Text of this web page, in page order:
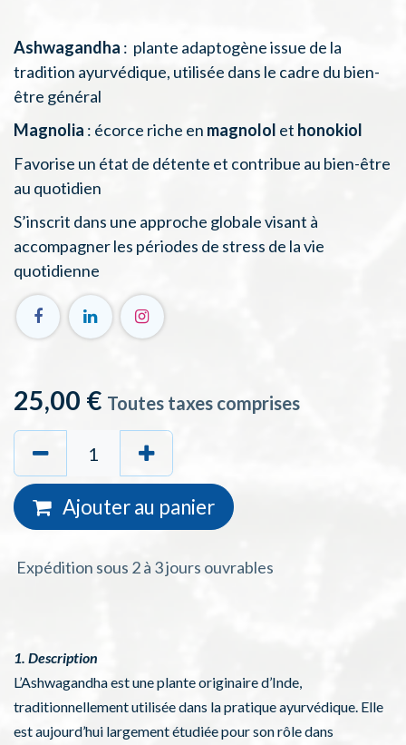
Ashwagandha : plante adaptogène issue de la
tradition ayurvédique, utilisée dans le cadre du bien-
être général
Magnolia : écorce riche en magnolol et honokiol
Favorise un état de détente et contribue au bien-être
au quotidien
S’inscrit dans une approche globale visant à
accompagner les périodes de stress de la vie
quotidienne​
25,00 € Toutes taxes comprises
Ajouter au panier
Expédition sous 2 à 3 jours ouvrables
1. Description
L’Ashwagandha est une plante originaire d’Inde,
traditionnellement utilisée dans la pratique ayurvédique. Elle
est aujourd’hui largement étudiée pour son rôle dans